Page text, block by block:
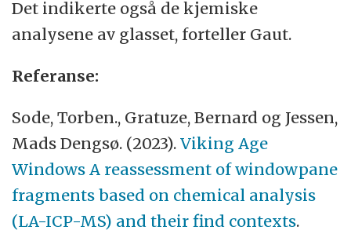
Det indikerte også de kjemiske
analysene av glasset, forteller Gaut.
Referanse:
Sode, Torben., Gratuze, Bernard og Jessen,
Mads Dengsø. (2023).Viking Age
Windows A reassessment of windowpane
fragments based on chemical analysis
(LA-ICP-MS) and their find contexts.